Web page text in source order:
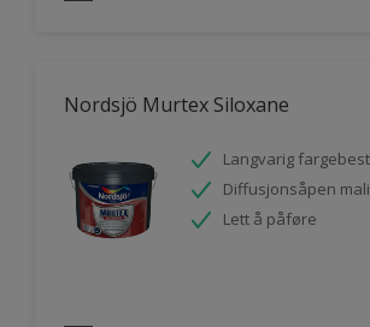
Nordsjö Murtex Siloxane
Langvarig
Diffusjonsåpen
Lett å påføre